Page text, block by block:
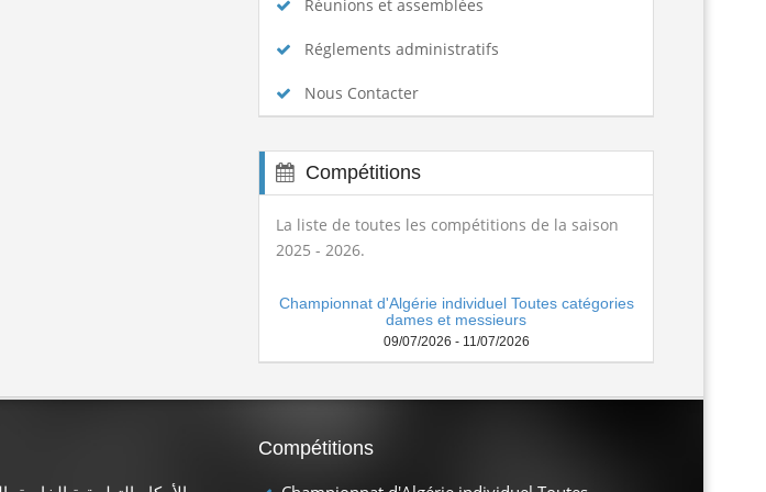
Réunions et assemblées
Réglements administratifs
Nous Contacter
Compétitions
La liste de toutes les compétitions de la saison
2025 - 2026.
Championnat d'Algérie individuel Toutes catégories
dames et messieurs
09/07/2026 - 11/07/2026
Compétitions